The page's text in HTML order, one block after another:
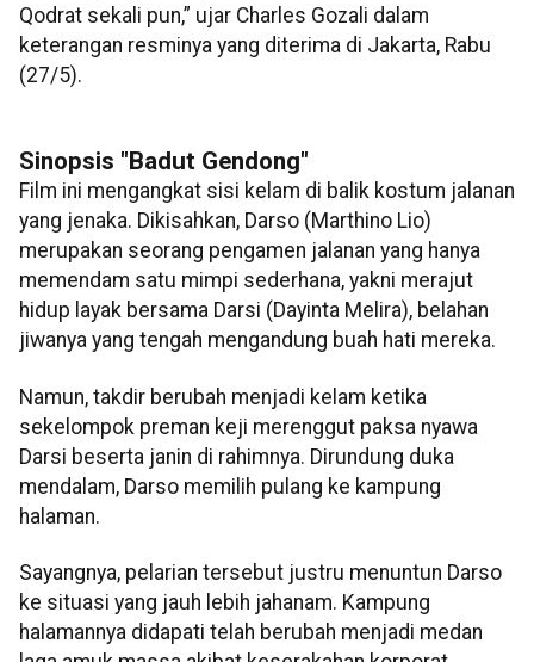
Qodrat sekali pun,” ujar Charles Gozali dalam
keterangan resminya yang diterima di Jakarta, Rabu
(27/5).
Sinopsis "Badut Gendong"
Film ini mengangkat sisi kelam di balik kostum jalanan
yang jenaka. Dikisahkan, Darso (Marthino Lio)
merupakan seorang pengamen jalanan yang hanya
memendam satu mimpi sederhana, yakni merajut
hidup layak bersama Darsi (Dayinta Melira), belahan
jiwanya yang tengah mengandung buah hati mereka.
Namun, takdir berubah menjadi kelam ketika
sekelompok preman keji merenggut paksa nyawa
Darsi beserta janin di rahimnya. Dirundung duka
mendalam, Darso memilih pulang ke kampung
halaman.
Sayangnya, pelarian tersebut justru menuntun Darso
ke situasi yang jauh lebih jahanam. Kampung
halamannya didapati telah berubah menjadi medan